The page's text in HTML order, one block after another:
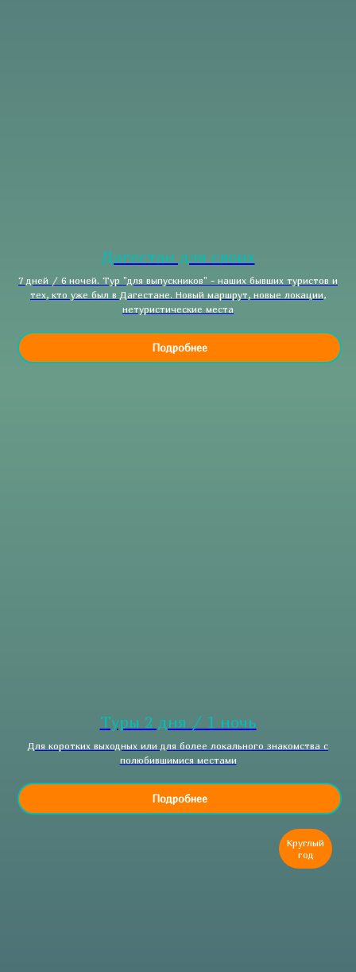
Дагестан для своих
7 дней / 6 ночей. Тур "для выпускников" - наших бывших туристов и
тех, кто уже был в Дагестане. Новый маршрут, новые локации,
нетуристические места
Подробнее
Туры 2 дня / 1 ночь
Для коротких выходных или для более локального знакомства с
полюбившимися местами
Подробнее
Круглый
год